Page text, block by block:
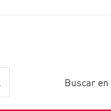
Buscar en